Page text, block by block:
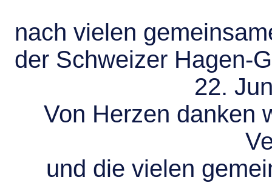
nach vielen
der Schweizer Hagen-
22.
Von Herzen danken
und die vielen